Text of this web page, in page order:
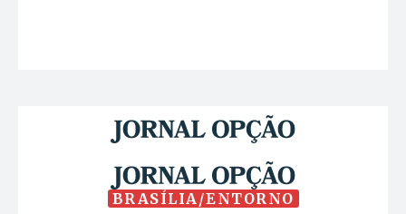
BRASÍLIA/ENTORNO